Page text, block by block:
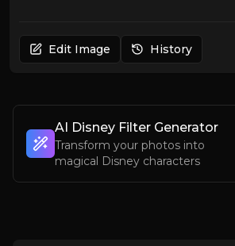
Edit Image History
AI Disney Filter Generator
Transform your photos into
magical Disney characters